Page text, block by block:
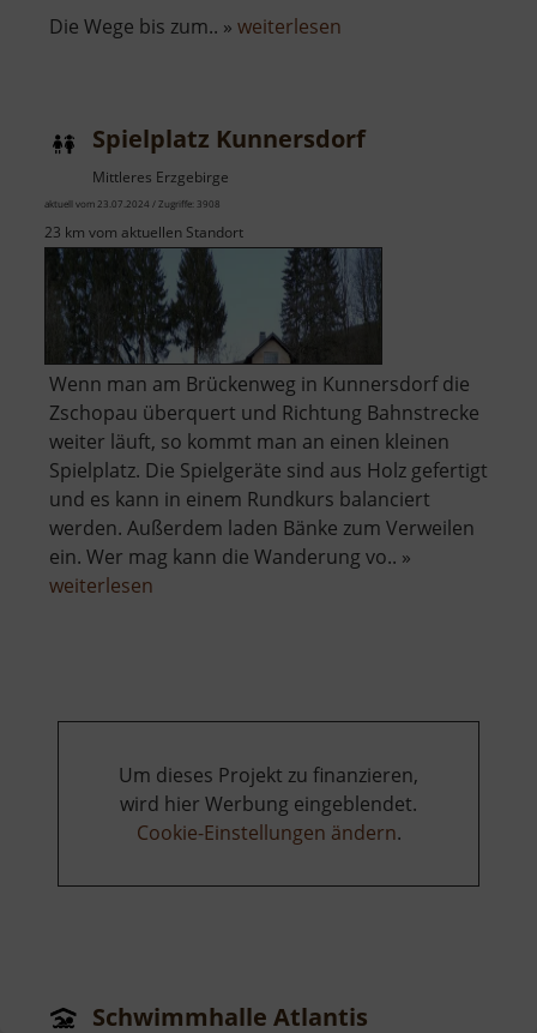
Die Wege bis zum.. » weiterlesen
Spielplatz Kunnersdorf
Mittleres Erzgebirge
aktuell vom 23.07.2024 / Zugriffe: 3908
23 km vom aktuellen Standort
Wenn man am Brückenweg in Kunnersdorf die
Zschopau überquert und Richtung Bahnstrecke
weiter läuft, so kommt man an einen kleinen
Spielplatz. Die Spielgeräte sind aus Holz gefertigt
und es kann in einem Rundkurs balanciert
werden. Außerdem laden Bänke zum Verweilen
ein. Wer mag kann die Wanderung vo.. »
weiterlesen
Um dieses Projekt zu finanzieren,
wird hier Werbung eingeblendet.
Cookie-Einstellungen ändern.
Schwimmhalle Atlantis